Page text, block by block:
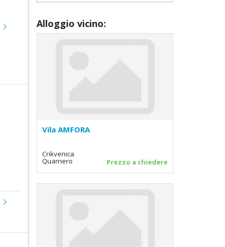
Next
Next
Alloggio vicino:
Vila AMFORA
Crikvenica
Quarnero Prezzo a chiedere